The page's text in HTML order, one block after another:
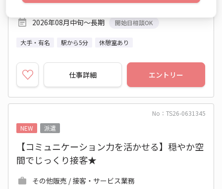
東京メトロ日比谷線 東銀座駅 他
2026年08月中旬～長期
開始日相談OK
大手・有名 駅から5分 休憩室あり
仕事詳細 エントリー
No：TS26-0631345
NEW
派遣
【コミュニケーション力を活かせる】穏やか空
間でじっくり接客★
その他販売 / 接客・サービス業務